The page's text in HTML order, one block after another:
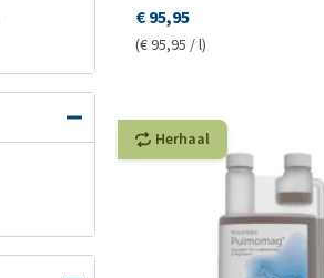
€ 95,95
(€ 95,95 / l)
Herhaal